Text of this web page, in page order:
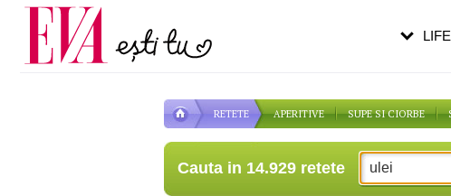
RETETE APERITIVE SUPE SI CIORBE
Cauta in 14.929 retete
Carieră
Actualitate